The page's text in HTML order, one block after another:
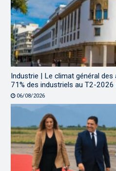
Industrie | Le climat général
71% des industriels au T2-2026
06/08/2026